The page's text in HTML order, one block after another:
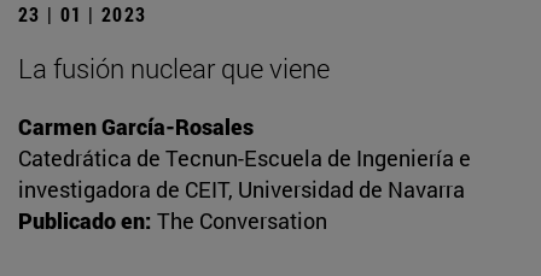
23 | 01 | 2023
La fusión nuclear que viene
Carmen García-Rosales
Catedrática de Tecnun-Escuela de Ingeniería e
investigadora de CEIT, Universidad de Navarra
Publicado en: The Conversation